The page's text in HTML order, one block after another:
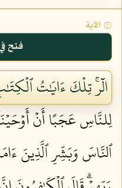
۞ الآية
فتح
الٓرۚ تِلۡكَ ءَايَٰتُ
لِلنَّاسِ عَجَبًا أَنۡ
ٱلنَّاسَ وَبَشِّرِ ٱلَّذِينَ